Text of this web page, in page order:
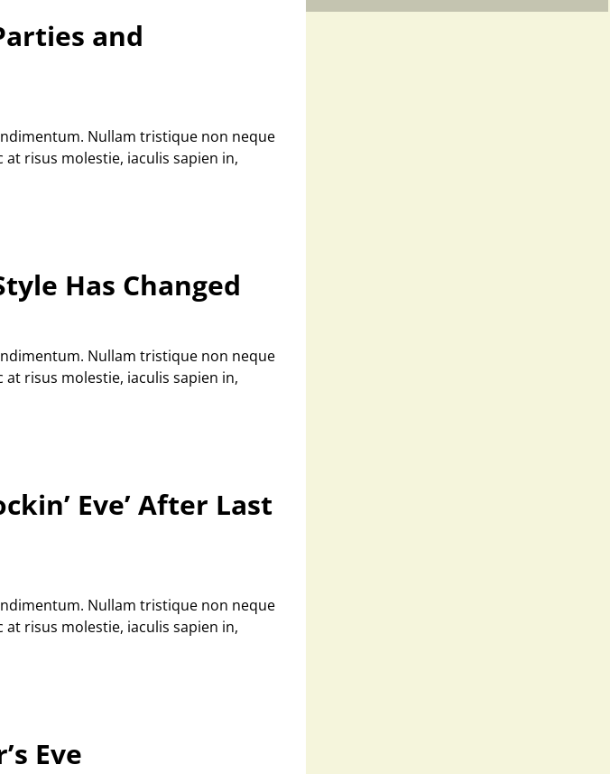
and
Nullam tristique non neque
risus molestie, iaculis sapien in,
Has Changed
Nullam tristique non neque
risus molestie, iaculis sapien in,
Eve’ After Last
Nullam tristique non neque
risus molestie, iaculis sapien in,
Eve